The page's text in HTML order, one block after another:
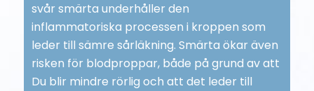
svår smärta underhåller den
inflammatoriska processen i kroppen som
leder till sämre sårläkning. Smärta ökar även
risken för blodproppar, både på grund av att
Du blir mindre rörlig och att det leder till